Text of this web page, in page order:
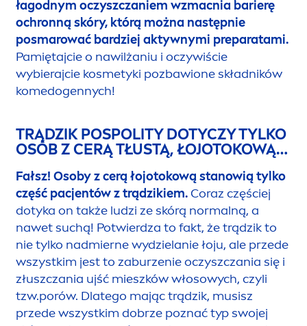
Zatem zarówno mycie twarzy, jak i cała
pielęgnacja trądzikowa nie powinna przesuszać
skóry!
NIE NAWILŻAM SKÓRY, BO KREMY
MOGĄ „ZAPYCHAĆ PORY” I
Fałsz!Pokutuje przekonanie, że używanie
kremów nawilżających może „zapychać cerę” i
nie należy ich w skórze trądzikowej stosować.
Tymczasemich używanie, połączone z
łagodnym oczyszczaniem wzmacnia barierę
ochronną skóry, którą można następnie
posmarować bardziej aktywnymi preparatami.
Pamiętajcie o nawilżaniu i oczywiście
wybierajcie kosmetyki pozbawione składników
komedogennych!